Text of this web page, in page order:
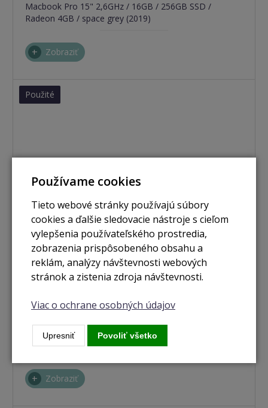
Macbook Pro 15" 2,6GHz / 16GB / 256GB SSD /
Radeon 4GB / space grey (2019)
Zobraziť
Použité
Macbook Pro RETINA 15.4" Touch Bar / I7 2.9GHZ /
16GB RAM / 256GB SSD space grey (2017)
Zobraziť
Používame cookies
Tieto webové stránky používajú súbory
cookies a ďalšie sledovacie nástroje s cieľom
vylepšenia používateľského prostredia,
zobrazenia prispôsobeného obsahu a
reklám, analýzy návštevnosti webových
stránok a zistenia zdroja návštevnosti.
Viac o ochrane osobných údajov
Upresniť Povoliť všetko